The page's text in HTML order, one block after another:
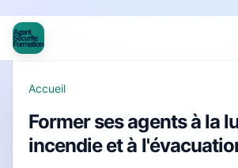
Accueil
Former ses agents à la
incendie et à